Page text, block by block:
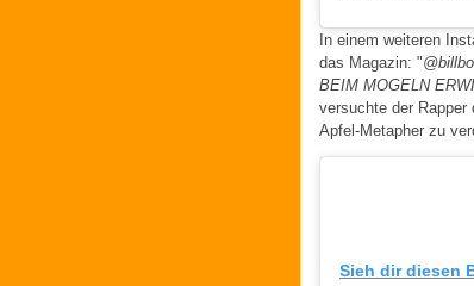
In einem weiteren
das Magazin: "
BEIM MOGELN
versuchte der
Apfel-Metapher zu
Sieh dir diesen